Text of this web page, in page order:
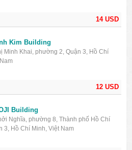
14 USD
12 USD
Kim Building
Minh Khai, phường 2, Quận 3, Hồ Chí
Building
Nghĩa, phường 8, Thành phố Hồ Chí
3, Hồ Chí Minh, Việt Nam